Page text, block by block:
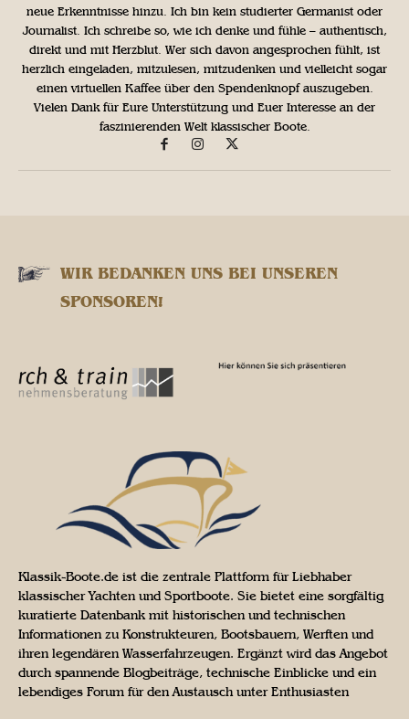
neue Erkenntnisse hinzu. Ich bin kein studierter Germanist oder
Journalist. Ich schreibe so, wie ich denke und fühle – authentisch,
direkt und mit Herzblut. Wer sich davon angesprochen fühlt, ist
herzlich eingeladen, mitzulesen, mitzudenken und vielleicht sogar
einen virtuellen Kaffee über den Spendenknopf auszugeben.
Vielen Dank für Eure Unterstützung und Euer Interesse an der
faszinierenden Welt klassischer Boote.
WIR BEDANKEN UNS BEI UNSEREN
SPONSOREN!
Klassik-Boote.de ist die zentrale Plattform für Liebhaber
klassischer Yachten und Sportboote. Sie bietet eine sorgfältig
kuratierte Datenbank mit historischen und technischen
Informationen zu Konstrukteuren, Bootsbauern, Werften und
ihren legendären Wasserfahrzeugen. Ergänzt wird das Angebot
durch spannende Blogbeiträge, technische Einblicke und ein
lebendiges Forum für den Austausch unter Enthusiasten